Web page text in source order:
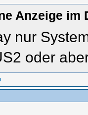
Anzeige im
nur
oder